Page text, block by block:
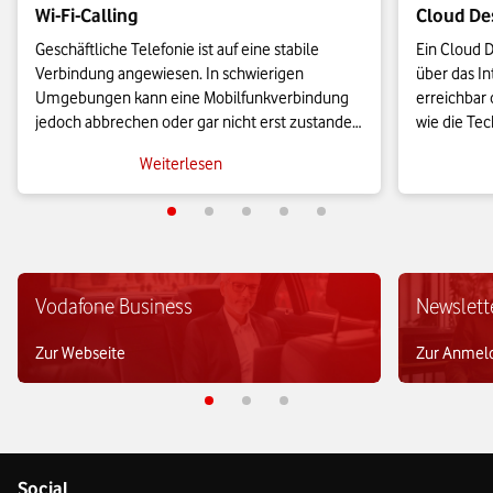
Wi-Fi-Calling
Geschäftliche Telefonie ist auf eine stabile
Verbindung angewiesen. In schwierigen
Umgebungen kann eine Mobilfunkverbindung
jedoch abbrechen oder gar nicht erst zustande
Sie alternativ Wi-Fi-Calling nutzen. Wie das
funktioniert, erfahren Sie hier.
Weiterlesen
Cloud
Ein Cloud
über das
erreichbar
wie die
eignen.
Vodafone Business
Zur Webseite Zur